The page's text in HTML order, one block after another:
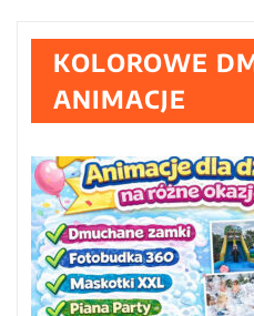
KOLOROWE
ANIMACJE